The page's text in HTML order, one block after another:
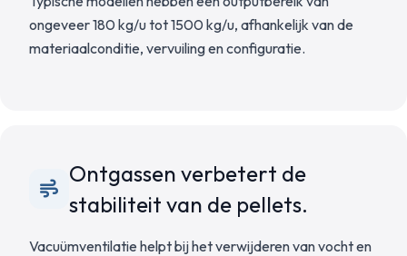
ongeveer 180 kg/u tot 1500 kg/u, afhankelijk van de
materiaalconditie, vervuiling en configuratie.
Ontgassen verbetert de
stabiliteit van de pellets.
Vacuümventilatie helpt bij het verwijderen van vocht en